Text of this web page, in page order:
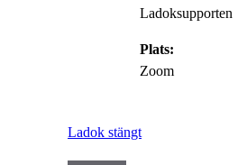
Ladoksupporten
Plats:
Zoom
Ladok stängt